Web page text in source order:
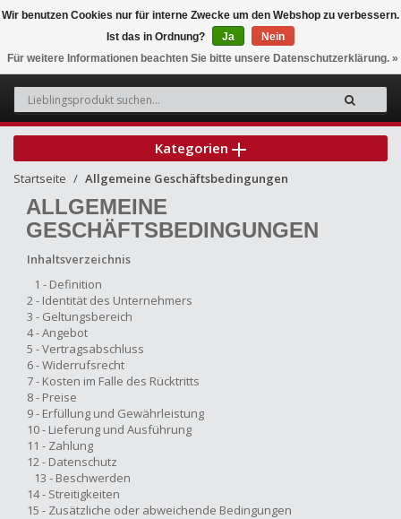
0
Kategorien
Startseite Allgemeine Geschäftsbedingungen
ALLGEMEINE
GESCHÄFTSBEDINGUNGEN
Inhaltsverzeichnis
1 - Definition
2 - Identität des Unternehmers
3 - Geltungsbereich
4 - Angebot
5 - Vertragsabschluss
6 - Widerrufsrecht
7 - Kosten im Falle des Rücktritts
8 - Preise
9 - Erfüllung und Gewährleistung
10 - Lieferung und Ausführung
11 - Zahlung
12 - Datenschutz
13 - Beschwerden
14 - Streitigkeiten
15 - Zusätzliche oder abweichende Bedingungen
Wir benutzen Cookies nur für interne Zwecke um den Webshop zu verbessern.
Ist das in Ordnung?
Ja
Nein
Für weitere Informationen beachten Sie bitte unsere Datenschutzerklärung. »